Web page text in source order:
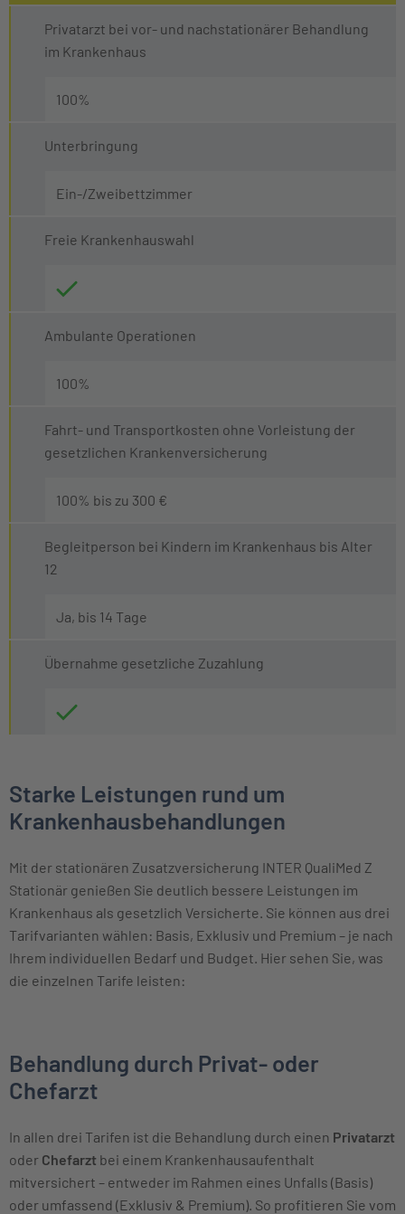
Privatarzt bei vor- und nachstationärer Behandlung
im Krankenhaus
100%
Unterbringung
Ein-/Zweibettzimmer
Freie Krankenhauswahl
Ambulante Operationen
100%
Fahrt- und Transportkosten ohne Vorleistung der
gesetzlichen Krankenversicherung
100% bis zu 300 €
Begleitperson bei Kindern im Krankenhaus bis Alter
12
Ja, bis 14 Tage
Übernahme gesetzliche Zuzahlung
Starke Leistungen rund um
Krankenhausbehandlungen
Mit der stationären Zusatzversicherung INTER QualiMed Z
Stationär genießen Sie deutlich bessere Leistungen im
Krankenhaus als gesetzlich Versicherte. Sie können aus drei
Tarifvarianten wählen: Basis, Exklusiv und Premium – je nach
Ihrem individuellen Bedarf und Budget. Hier sehen Sie, was
die einzelnen Tarife leisten:
Behandlung durch Privat- oder
Chefarzt
In allen drei Tarifen ist die Behandlung durch einen Privatarzt
oder Chefarzt bei einem Krankenhausaufenthalt
mitversichert – entweder im Rahmen eines Unfalls (Basis)
oder umfassend (Exklusiv & Premium). So profitieren Sie vom